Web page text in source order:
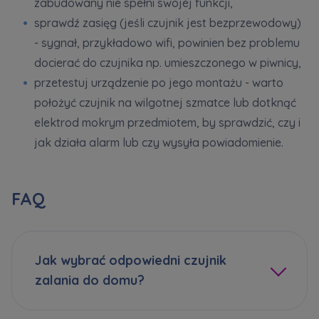
uzasadnionych interesów realizowanych przez
Administratora.
Dane o aktywności na naszej stronie mogą być
także udostępnianezaufanym partnerom.
Twoje dane są współadministrowane przez
spółki z Grupy Kapitałowej Murapol. Więcej o
tym jak przetwarzamy dane, wykorzystujemy
zabudowany nie spełni swojej funkcji,
sprawdź zasięg (jeśli czujnik jest bezprzewodowy)
- sygnał, przykładowo wifi, powinien bez problemu
docierać do czujnika np. umieszczonego w piwnicy,
przetestuj urządzenie po jego montażu - warto
położyć czujnik na wilgotnej szmatce lub dotknąć
elektrod mokrym przedmiotem, by sprawdzić, czy i
jak działa alarm lub czy wysyła powiadomienie.
FAQ
Jak wybrać odpowiedni czujnik
zalania do domu?